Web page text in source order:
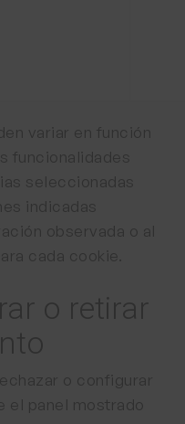
variar en función
funcionalidades
seleccionadas
indicadas
observada o al
cada cookie.
o retirar
o configurar
el panel mostrado